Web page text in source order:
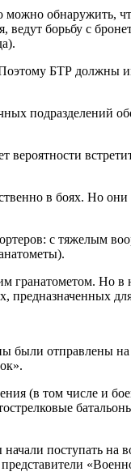
обнаружить,
ведут борьбу с
БТР
подразделений
в боях. Но
с тяжелым
Но в
отправлены на
(в том числе и
поступать на